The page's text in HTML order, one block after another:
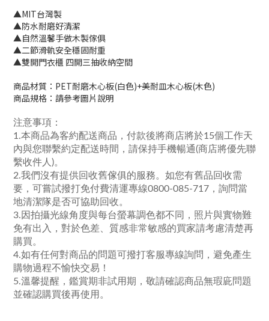
▲MIT台灣製
▲防水耐磨好清潔
▲自然溫馨手做木製傢俱
▲二節滑軌安全穩固耐重
▲雙開門衣櫃 四開三抽收納空間
商品材質： PET耐磨木心板(白色)+美耐皿木心板(木色)
商品規格：請參考圖片說明
注意事項：
1.本商品為客約配送商品，付款後將商店將於15個工作天
內與您聯繫約定配送時間，請保持手機暢通(商店將優先聯
繫收件人)。
2.我們沒有提供回收舊傢俱的服務。如您有舊品回收需
要，可嘗試撥打免付費清運專線0800-085-717，詢問當
地清潔隊是否可協助回收。
3.因拍攝光線角度與每台螢幕調色都不同，照片與實物難
免有出入，對於色差、質感非常敏感的買家請考慮清楚再
購買。
4.如有任何對商品的問題可撥打客服專線詢問，避免產生
購物過程不愉快交易！
5.溫馨提醒，鑑賞期非試用期，敬請確認商品無瑕庛問題
並確認購買後再使用。